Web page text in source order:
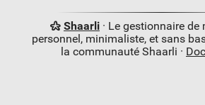
Shaarli· Le gestionnaire de
personnel, minimaliste, et sans
la communauté Shaarli ·